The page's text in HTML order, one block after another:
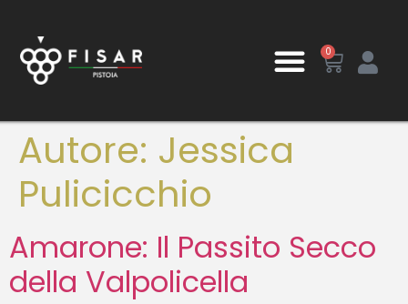
0
Autore: Jessica
Pulicicchio
Amarone: Il Passito Secco
della Valpolicella